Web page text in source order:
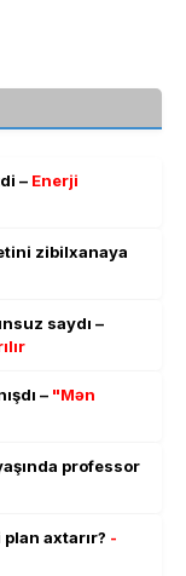
– Enerji
zibilxanaya
saydı –
– "Mən
professor
axtarır? -